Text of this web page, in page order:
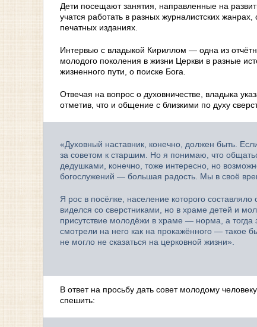
Дети посещают занятия, направленные на
учатся работать в разных журналистских
печатных изданиях.
Интервью с владыкой Кириллом — одна из
молодого поколения в жизни Церкви в разные
жизненного пути, о поиске Бога.
Отвечая на вопрос о духовничестве, владыка
отметив, что и общение с близкими по духу
«Духовный наставник, конечно, должен быть.
за советом к старшим. Но я понимаю, что
дедушками, конечно, тоже интересно, но
богослужений — большая радость. Мы в своё
Я рос в посёлке, население которого
виделся со сверстниками, но в храме детей и
присутствие молодёжи в храме — норма, а
смотрели на него как на прокажённого — такое
не могло не сказаться на церковной жизни».
В ответ на просьбу дать совет молодому
спешить: